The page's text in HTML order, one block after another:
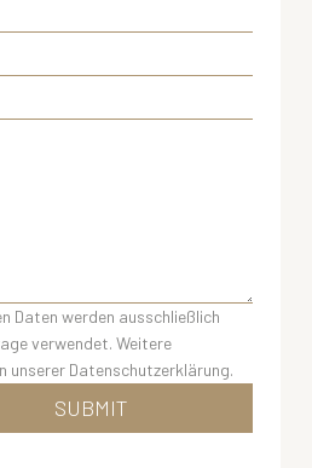
Daten werden ausschließlich
verwendet. Weitere
unserer Datenschutzerklärung.
SUBMIT